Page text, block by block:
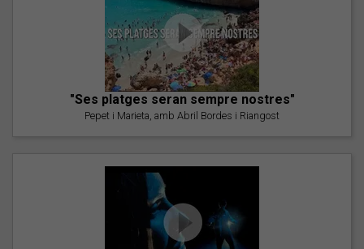
"Ses platges seran sempre nostres"
Pepet i Marieta, amb Abril Bordes i Riangost